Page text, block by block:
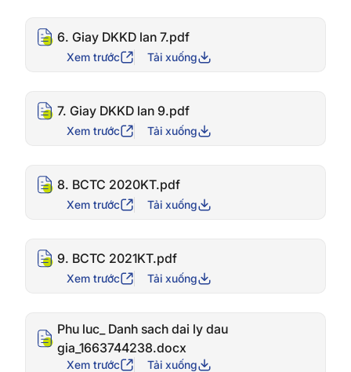
6. Giay DKKD lan 7.pdf
Xem trước Tải xuống
7. Giay DKKD lan 9.pdf
Xem trước Tải xuống
8. BCTC 2020KT.pdf
Xem trước Tải xuống
9. BCTC 2021KT.pdf
Xem trước Tải xuống
Phu luc_ Danh sach dai ly dau
gia_1663744238.docx
Xem trước Tải xuống